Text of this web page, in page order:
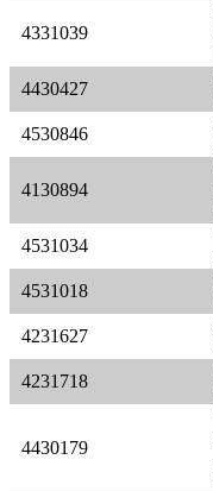
4331039
4430427
4530846
4130894
4531034
4531018
4231627
4231718
4430179